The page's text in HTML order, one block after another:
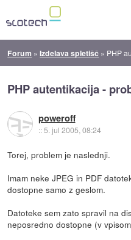
Forum »Izdelava spletišč » PHP
PHP autentikacija -
poweroff
::5. jul 2005, 08:24
Torej, problem je naslednji.
Imam neke JPEG in PDF
dostopne samo z geslom.
Datoteke sem zato spravil na
neposredno dostopne (v